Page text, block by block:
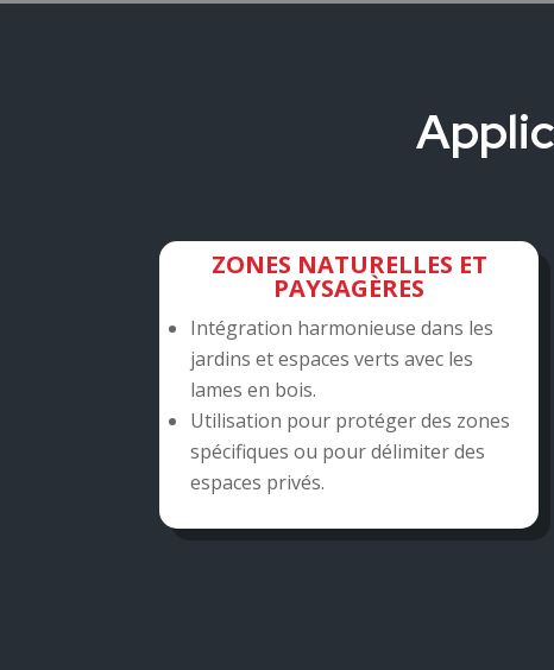
ZONES NATURELLES ET
PAYSAGÈRES
Intégration harmonieuse dans les
jardins et espaces verts avec les
lames en bois.
Utilisation pour protéger des zones
spécifiques ou pour délimiter des
espaces privés.